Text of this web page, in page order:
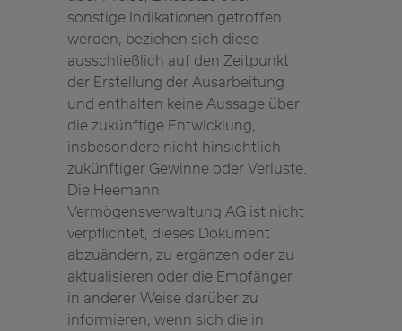
sonstige Indikationen getroffen
werden, beziehen sich diese
ausschließlich auf den Zeitpunkt
der Erstellung der Ausarbeitung
und enthalten keine Aussage über
die zukünftige Entwicklung,
insbesondere nicht hinsichtlich
zukünftiger Gewinne oder Verluste.
Die Heemann
Vermögensverwaltung AG ist nicht
verpflichtet, dieses Dokument
abzuändern, zu ergänzen oder zu
aktualisieren oder die Empfänger
in anderer Weise darüber zu
informieren, wenn sich die in